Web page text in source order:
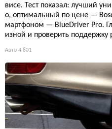
висе. Тест показал: лучший
o, оптимальный по цене —
мартфоном — BlueDriver Pro.
изной и проверить
Авто 4 801